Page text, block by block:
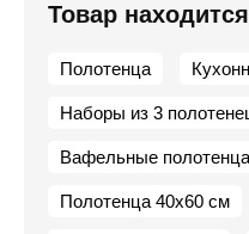
Товар
Полотенца
Наборы из 3
Вафельные полотенца
Полотенца 40х60 см